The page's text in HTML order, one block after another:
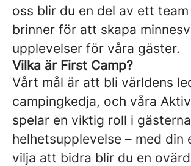
oss blir du en del av ett team
brinner för att skapa
upplevelser för våra gäster.
Vilka är First Camp?
Vårt mål är att bli världens
campingkedja, och våra
spelar en viktig roll i
helhetsupplevelse – med din
vilja att bidra blir du en